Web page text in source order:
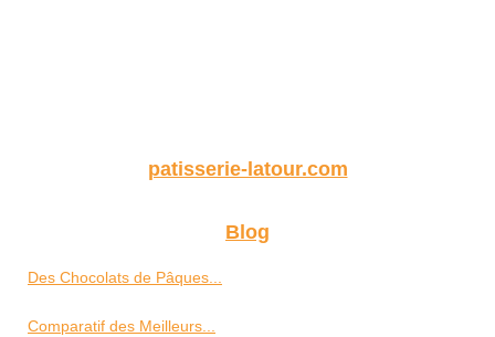
patisserie-latour.com
Blog
Des Chocolats de Pâques...
Comparatif des Meilleurs...